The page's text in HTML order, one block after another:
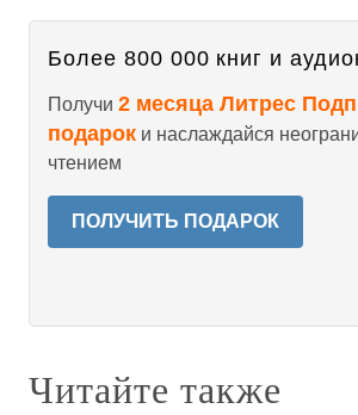
Более 800 000 книг и
Получи 2 месяца Литрес
подарок и наслаждайся
чтением
ПОЛУЧИТЬ ПОДАРОК
Читайте также